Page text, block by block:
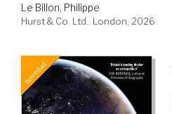
Le Billon, Philippe
Hurst & Co. Ltd.. London, 2026